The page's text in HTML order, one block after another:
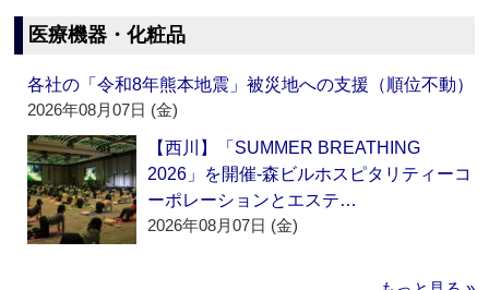
医療機器・化粧品
各社の「令和8年熊本地震」被災地への支援（順位不動）
2026年08月07日 (金)
【西川】「SUMMER BREATHING
2026」を開催‐森ビルホスピタリティーコ
ーポレーションとエステ…
2026年08月07日 (金)